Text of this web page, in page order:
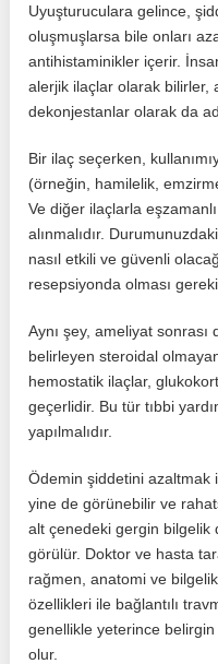
Uyuşturuculara gelince,
oluşmuşlarsa bile onları
antihistaminikler içerir.
alerjik ilaçlar olarak bilirler,
dekonjestanlar olarak da
Bir ilaç seçerken,
(örneğin, hamilelik,
Ve diğer ilaçlarla
alınmalıdır.
nasıl etkili ve güvenli
resepsiyonda olması
Aynı şey, ameliyat sonrası
belirleyen steroidal
hemostatik ilaçlar,
geçerlidir. Bu tür tıbbi
yapılmalıdır.
Ödemin şiddetini azaltmak
yine de görünebilir ve
alt çenedeki gergin bilgelik
görülür. Doktor ve hasta
rağmen, anatomi ve
özellikleri ile bağlantılı
genellikle yeterince
olur.